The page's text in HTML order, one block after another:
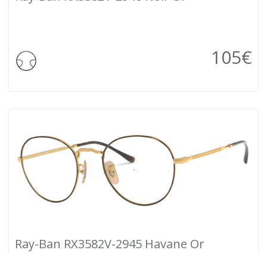
€
105
Ray-Ban RX3582V-2945 Havane Or